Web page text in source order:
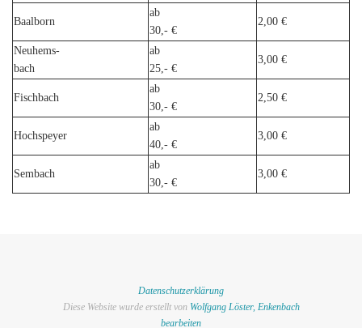
Baalborn
ab
30,- €
2,00 €
Neuhems-
bach
ab
25,- €
3,00 €
Fischbach
ab
30,- €
2,50 €
Hochspeyer
ab
40,- €
3,00 €
Sembach
ab
30,- €
3,00 €
Datenschutzerklärung
Diese Website wurde erstellt von Wolfgang Löster, Enkenbach
bearbeiten